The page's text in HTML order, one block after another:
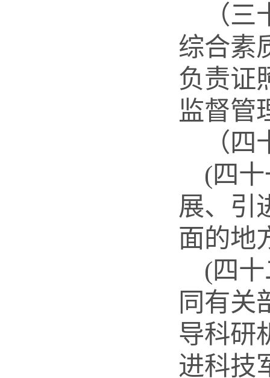
（
综合素
负责证
监督管
（
(四
展、引
面的地
(四
同有关
导科研
进科技